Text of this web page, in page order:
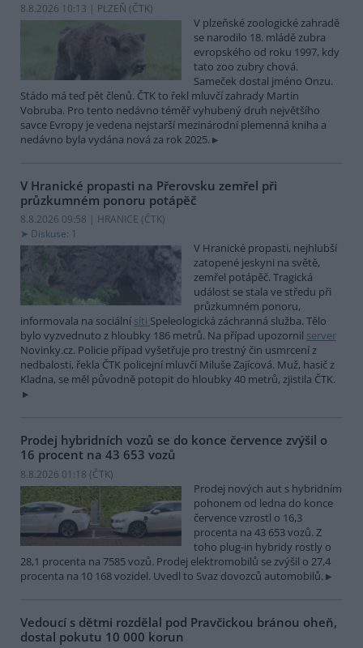
8.8.2026 10:13 | PLZEŇ (ČTK)
V plzeňské zoologické zahradě
se narodilo 18. mládě zubra
evropského od roku 1997, kdy
tato zoo zubry chová.
Sameček dostal jméno Onzu.
Stádo má teď pět členů. ČTK to řekl mluvčí zahrady Martin
Vobruba. Pro tento nedávno téměř vyhubený druh největšího
savce Evropy je vedena nejstarší mezinárodní plemenná kniha a
nedávno byla vydána nová za rok 2025.
V Hranické propasti na Přerovsku zemřel při
průzkumném ponoru potápěč
8.8.2026 09:58 | HRANICE (ČTK)
Diskuse: 1
V Hranické propasti, nejhlubší
zatopené jeskyni na světě,
zemřel potápěč. Tragická
událost se stala ve středu při
průzkumném ponoru,
informovala na sociální síti Speleologická záchranná služba. Tělo
bylo vyzvednuto z hloubky 186 metrů. Na případ upozornil server
Novinky.cz. Policie případ vyšetřuje pro trestný čin usmrcení z
nedbalosti, řekla ČTK policejní mluvčí Miluše Zajícová. Muž, hasič z
Kladna, se měl původně potopit do hloubky 40 metrů, zjistila ČTK.
Prodej hybridních vozů se do konce července zvýšil o
16 procent na 43 653 vozů
8.8.2026 01:18 (ČTK)
Prodej nových aut s hybridním
pohonem od ledna do konce
července vzrostl o 16,3
procenta na 43 653 vozů. Z
toho plug-in hybridy rostly o
28,1 procenta na 7585 vozů. Prodej elektromobilů se zvýšil o 27,4
procenta na 10 168 vozidel. Uvedl to Svaz dovozců automobilů.
Vedoucí s dětmi rozdělal pod Pravčickou bránou oheň,
dostal pokutu 10 000 korun